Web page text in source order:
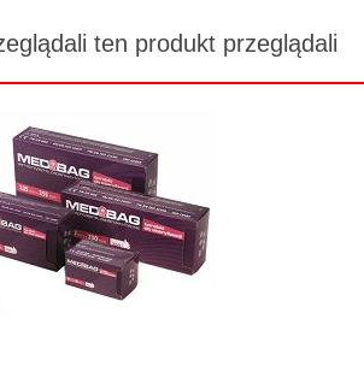
ten produkt przeglądali